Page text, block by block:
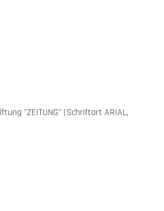
"ZEITUNG" (Schriftart ARIAL,